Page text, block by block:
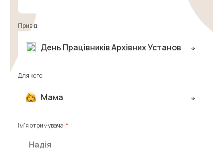
Привід
День Працівників Архівних Установ
Для кого
Мама
Ім'я отримувача